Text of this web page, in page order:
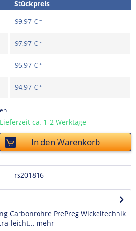
Stückpreis
99,97 € *
97,97 € *
95,97 € *
94,97 € *
ca. 1-2 Werktage
In denWarenkorb
rs201816
Carbonrohre PrePreg Wickeltechnik
leicht... mehr